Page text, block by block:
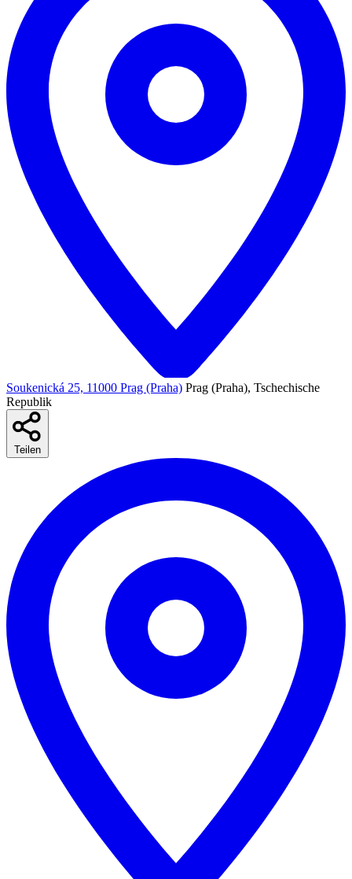
Soukenická 25, 11000 Prag (Praha) Prag (Praha), Tschechische
Republik
Teilen